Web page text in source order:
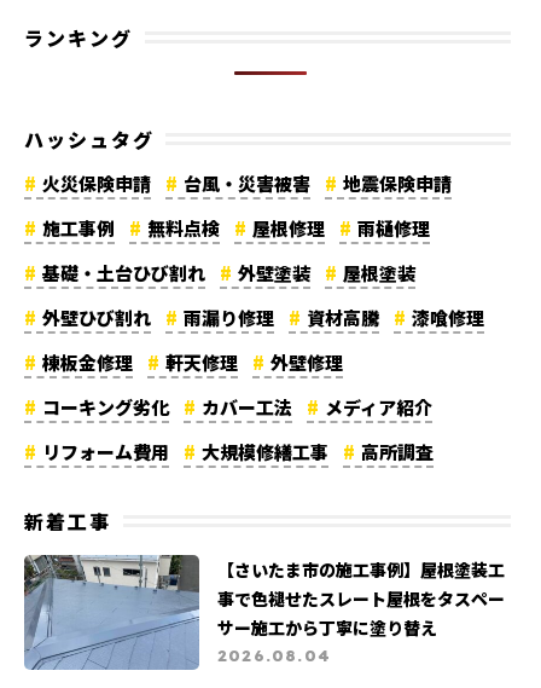
ランキング
ハッシュタグ
火災保険申請 台風・災害被害
地震保険申請
施工事例
無料点検 屋根修理
雨樋修理
基礎・土台ひび割れ
外壁塗装
屋根塗装
外壁ひび割れ
雨漏り修理 資材高騰
漆喰修理
棟板金修理
軒天修理
外壁修理
コーキング劣化
カバー工法
メディア紹介
リフォーム費用
大規模修繕工事
高所調査
新着工事
【さいたま市の施工事例】屋根塗装工
事で色褪せたスレート屋根をタスペー
サー施工から丁寧に塗り替え
2026.08.04